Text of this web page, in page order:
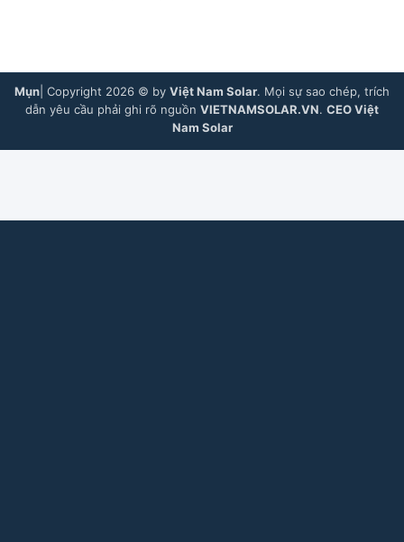
Mụn | Copyright 2026 © by Việt Nam Solar. Mọi sự sao chép, trích
dẫn yêu cầu phải ghi rõ nguồn VIETNAMSOLAR.VN. CEO Việt
Nam Solar